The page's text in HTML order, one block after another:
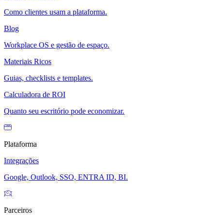
Como clientes usam a plataforma.
Blog
Workplace OS e gestão de espaço.
Materiais Ricos
Guias, checklists e templates.
Calculadora de ROI
Quanto seu escritório pode economizar.
Plataforma
Integrações
Google, Outlook, SSO, ENTRA ID, BI.
Parceiros